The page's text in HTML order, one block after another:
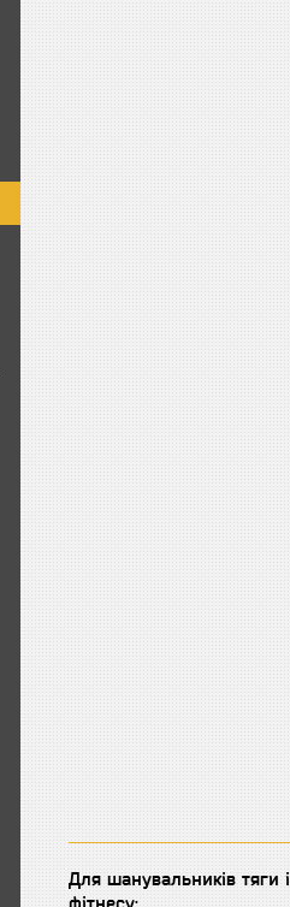
Для шанувальників тяги і
фітнесу: